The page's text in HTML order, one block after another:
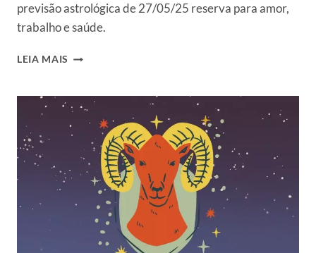
previsão astrológica de 27/05/25 reserva para amor,
trabalho e saúde.
LEIA MAIS HORÓSCOPO
PARA
TOURO:
VEJA
PREVISÃO
DO
SIGNO
HOJE,
TERÇA,
27/05/2025